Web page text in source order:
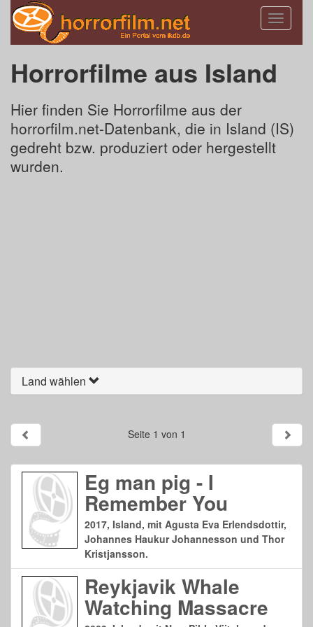
Toggle
Horrorfilme aus Island
Hier finden Sie Horrorfilme aus der
horrorfilm.net-Datenbank, die in Island (IS)
gedreht bzw. produziert oder hergestellt
wurden.
Land wählen
Seite 1 von 1
Eg man pig - I
Remember You
2017, Island, mit Agusta Eva Erlendsdottir,
Johannes Haukur Johannesson und Thor
Kristjansson.
Reykjavik Whale
Watching Massacre